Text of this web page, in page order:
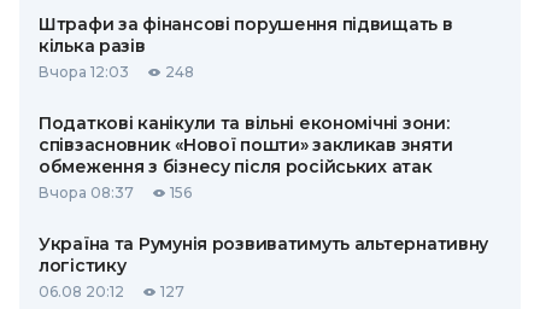
Штрафи за фінансові порушення підвищать в
кілька разів
Вчора 12:03 248
Податкові канікули та вільні економічні зони:
співзасновник «Нової пошти» закликав зняти
обмеження з бізнесу після російських атак
Вчора 08:37 156
Україна та Румунія розвиватимуть альтернативну
логістику
06.08 20:12 127